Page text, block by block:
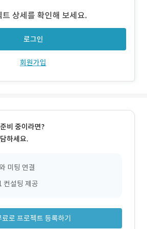
트 상세를 확인해 보세요.
로그인
회원가입
비 중이라면?
하세요.
미팅 연결
컨설팅 제공
료로 프로젝트 등록하기